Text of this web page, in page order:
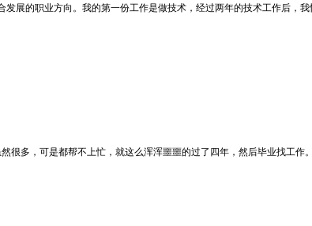
展的职业方向。我的第一份工作是做技术，经过两年的技术工作后，
多，可是都帮不上忙，就这么浑浑噩噩的过了四年，然后毕业找工作